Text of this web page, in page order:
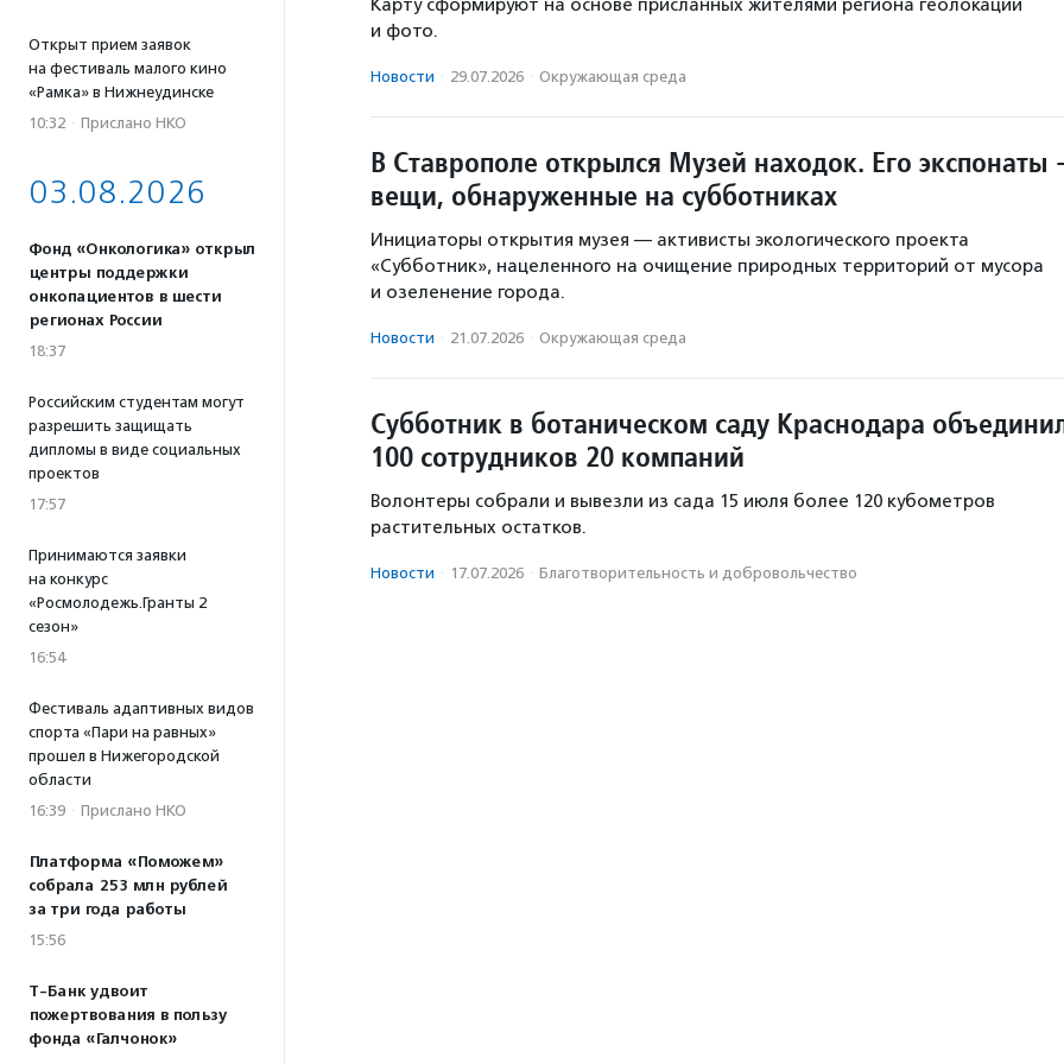
Открыт прием заявок
на фестиваль малого кино
«Рамка» в Нижнеудинске
10:32 · Прислано НКО
03.08.2026
Фонд «Онкологика» открыл
центры поддержки
онкопациентов в шести
регионах России
18:37
Российским студентам могут
разрешить защищать
дипломы в виде социальных
проектов
17:57
Принимаются заявки
на конкурс
«Росмолодежь.Гранты 2
сезон»
16:54
Фестиваль адаптивных видов
спорта «Пари на равных»
прошел в Нижегородской
области
16:39 · Прислано НКО
Платформа «Поможем»
собрала 253 млн рублей
за три года работы
15:56
Т-Банк удвоит
пожертвования в пользу
фонда «Галчонок»
Карту сформируют на основе присланных жителями региона геолокаций
и фото.
Новости · 29.07.2026 · Окружающая среда
В Ставрополе открылся Музей находок. Его
вещи, обнаруженные на субботниках
Инициаторы открытия музея — активисты экологического проекта
«Субботник», нацеленного на очищение природных территорий от мусора
и озеленение города.
Новости · 21.07.2026 · Окружающая среда
Субботник в ботаническом саду Краснодара
100 сотрудников 20 компаний
Волонтеры собрали и вывезли из сада 15 июля более 120 кубометров
растительных остатков.
Новости · 17.07.2026 · Благотвори­тель­ность и доброволь­чест­во